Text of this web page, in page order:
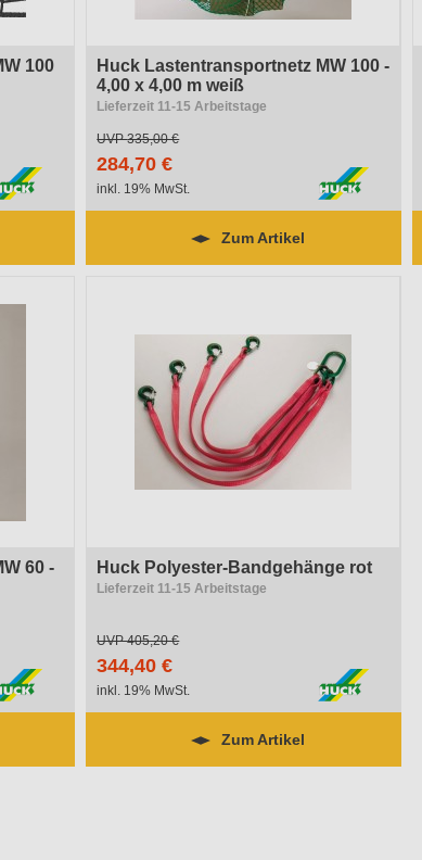
100
Huck Lastentransportnetz MW 100 -
4,00 x 4,00 m weiß
Lieferzeit 11-15 Arbeitstage
UVP335,00 €
284,70 €
inkl. 19% MwSt.
Zum Artikel
60 -
Huck Polyester-Bandgehänge rot
Lieferzeit 11-15 Arbeitstage
UVP405,20 €
344,40 €
inkl. 19% MwSt.
Zum Artikel